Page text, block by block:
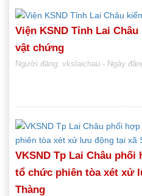
Viện KSND Tỉnh Lai
vật chứng
Người đăng: vkslaichau - Ngày
VKSND Tp Lai Châu phối
tổ chức phiên tòa xét xử
Thàng